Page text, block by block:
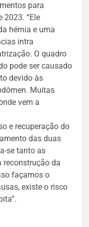
para
2023. “Ele
hérnia e uma
intra
O quadro
pode ser causado
devido às
Muitas
vem a
e recuperação do
das duas
se tanto as
reconstrução da
façamos o
existe o risco